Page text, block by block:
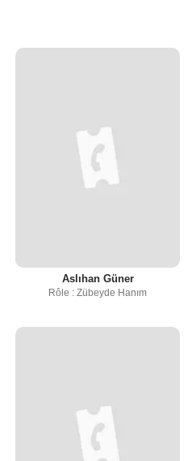
Aslıhan Güner
Rôle : Zübeyde Hanım